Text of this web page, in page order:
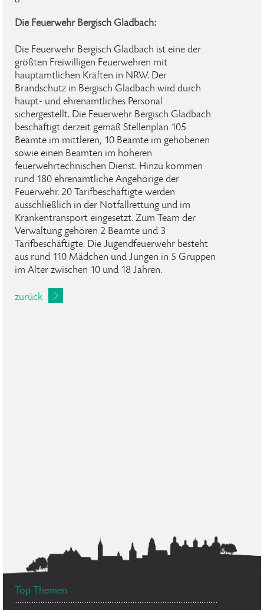
Die Feuerwehr Bergisch Gladbach:
Die Feuerwehr Bergisch Gladbach ist eine der
größten Freiwilligen Feuerwehren mit
hauptamtlichen Kräften in NRW. Der
Brandschutz in Bergisch Gladbach wird durch
haupt- und ehrenamtliches Personal
sichergestellt. Die Feuerwehr Bergisch Gladbach
beschäftigt derzeit gemäß Stellenplan 105
Beamte im mittleren, 10 Beamte im gehobenen
sowie einen Beamten im höheren
feuerwehrtechnischen Dienst. Hinzu kommen
rund 180 ehrenamtliche Angehörige der
Feuerwehr. 20 Tarifbeschäftigte werden
ausschließlich in der Notfallrettung und im
Krankentransport eingesetzt. Zum Team der
Verwaltung gehören 2 Beamte und 3
Tarifbeschäftigte. Die Jugendfeuerwehr besteht
aus rund 110 Mädchen und Jungen in 5 Gruppen
im Alter zwischen 10 und 18 Jahren.
zurück
Top Themen